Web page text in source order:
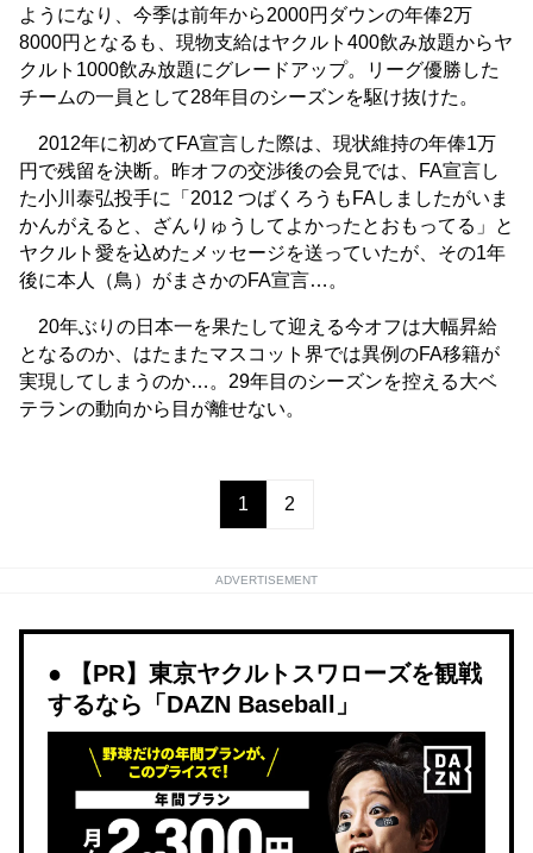
ようになり、今季は前年から2000円ダウンの年俸2万
8000円となるも、現物支給はヤクルト400飲み放題からヤ
クルト1000飲み放題にグレードアップ。リーグ優勝した
チームの一員として28年目のシーズンを駆け抜けた。
2012年に初めてFA宣言した際は、現状維持の年俸1万
円で残留を決断。昨オフの交渉後の会見では、FA宣言し
た小川泰弘投手に「2012 つばくろうもFAしましたがいま
かんがえると、ざんりゅうしてよかったとおもってる」と
ヤクルト愛を込めたメッセージを送っていたが、その1年
後に本人（鳥）がまさかのFA宣言…。
20年ぶりの日本一を果たして迎える今オフは大幅昇給
となるのか、はたまたマスコット界では異例のFA移籍が
実現してしまうのか…。29年目のシーズンを控える大ベ
テランの動向から目が離せない。
1 2
ADVERTISEMENT
【PR】東京ヤクルトスワローズを観戦
するなら「DAZN Baseball」